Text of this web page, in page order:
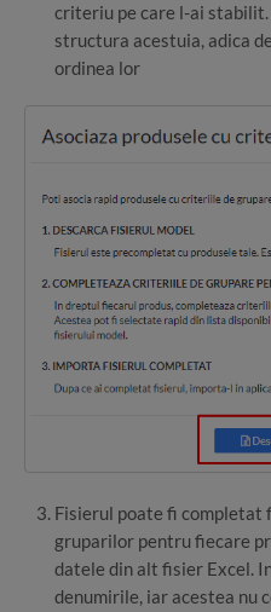
criteriu pe care l-ai stabilit.
structura acestuia, adica
ordinea lor
Fisierul poate fi completat
gruparilor pentru fiecare
datele din alt fisier Excel.
denumirile, iar acestea nu